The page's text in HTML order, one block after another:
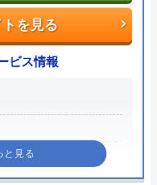
チコミを見る
ましょう。
る水道局指定工事店であ
援などによるスタッフの
う。
511
24時間
を見る
ビス情報